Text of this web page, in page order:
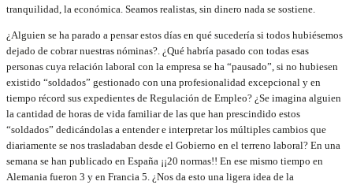
tranquilidad, la económica. Seamos realistas, sin dinero nada se sostiene.
¿Alguien se ha parado a pensar estos días en qué sucedería si todos hubiésemos
dejado de cobrar nuestras nóminas?. ¿Qué habría pasado con todas esas
personas cuya relación laboral con la empresa se ha “pausado”, si no hubiesen
existido “soldados” gestionado con una profesionalidad excepcional y en
tiempo récord sus expedientes de Regulación de Empleo? ¿Se imagina alguien
la cantidad de horas de vida familiar de las que han prescindido estos
“soldados” dedicándolas a entender e interpretar los múltiples cambios que
diariamente se nos trasladaban desde el Gobierno en el terreno laboral? En una
semana se han publicado en España ¡¡20 normas!! En ese mismo tiempo en
Alemania fueron 3 y en Francia 5. ¿Nos da esto una ligera idea de la